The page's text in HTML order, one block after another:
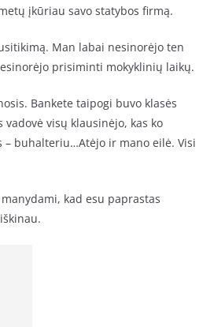
įkūriau savo statybos firmą.
Man labai nesinorėjo ten
prisiminti mokyklinių laikų.
Bankete taipogi buvo klasės
visų klausinėjo, kas ko
– buhalteriu…Atėjo ir mano eilė. Visi
kad esu paprastas